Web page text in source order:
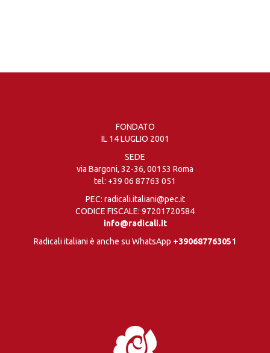
FONDATO
IL 14 LUGLIO 2001
SEDE
via Bargoni, 32-36, 00153 Roma
tel: +39 06 87763 051
PEC: radicali.italiani@pec.it
CODICE FISCALE: 97201720584
info@radicali.it
Radicali italiani è anche su WhatsApp +390687763051